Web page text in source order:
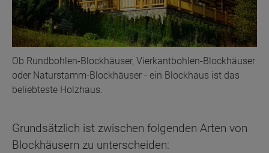
Ob Rundbohlen-Blockhäuser, Vierkantbohlen-Blockhäuser
oder Naturstamm-Blockhäuser - ein Blockhaus ist das
beliebteste Holzhaus.
Grundsätzlich ist zwischen folgenden Arten von
Blockhäusern zu unterscheiden: